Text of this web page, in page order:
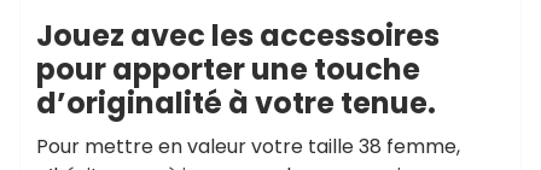
Jouez avec les accessoires
pour apporter une touche
d’originalité à votre tenue.
Pour mettre en valeur votre taille 38 femme,